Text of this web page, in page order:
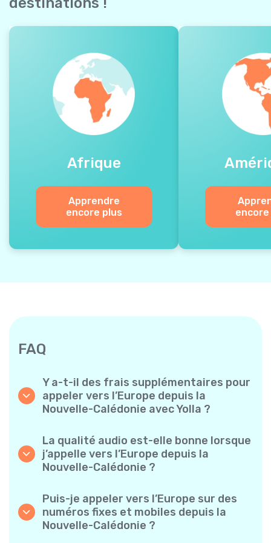
Afrique
Apprendre
encore plus
encore
FAQ
Y a-t-il des frais supplémentaires pour
appeler vers l’Europe depuis la
Nouvelle-Calédonie avec Yolla ?
à la minute – vous ne payez que pour le temps
de conversation. Aucun frais caché, aucun
abonnement mensuel obligatoire ni frais de
mise en service.
La qualité audio est-elle bonne lorsque
j’appelle vers l’Europe depuis la
Nouvelle-Calédonie ?
supérieure pour tous les appels, ce qui donne
l’impression de parler à quelqu’un de votre
quartier, même s’il est à l’autre bout du
monde.
Puis-je appeler vers l’Europe sur des
numéros fixes et mobiles depuis la
Nouvelle-Calédonie ?